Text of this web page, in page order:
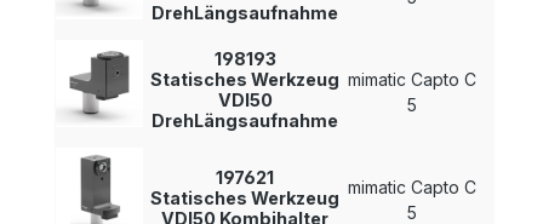
DrehLängsaufnahme
198193
Statisches Werkzeug
VDI50
DrehLängsaufnahme
mimatic Capto C
5
197621
Statisches Werkzeug
VDI50 Kombihalter
mimatic Capto C
5